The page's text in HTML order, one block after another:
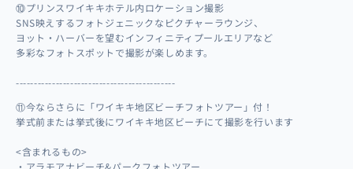
⑩プリンスワイキキホテル内ロケーション撮影
SNS映えするフォトジェニックなピクチャーラウンジ、
ヨット・ハーバーを望むインフィニティプールエリアなど
多彩なフォトスポットで撮影が楽しめます。
--------------------------------------------
⑪今ならさらに「ワイキキ地区ビーチフォトツアー」付！
挙式前または挙式後にワイキキ地区ビーチにて撮影を行います
<含まれるもの>
・アラモアナビーチ&パークフォトツアー